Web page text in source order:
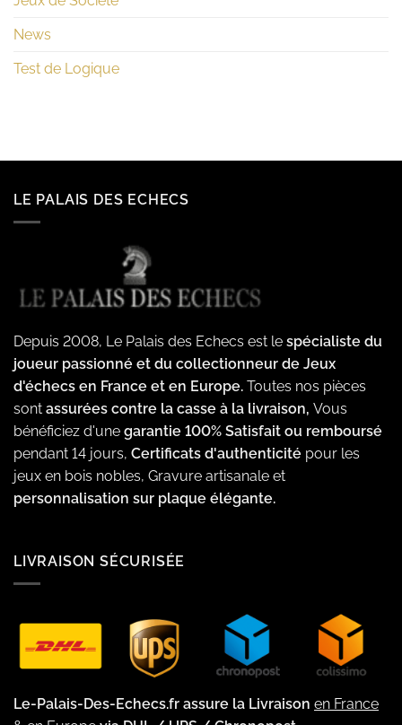
News
Test de Logique
LE PALAIS DES ECHECS
Depuis 2008, Le Palais des Echecs est le spécialiste du
joueur passionné et du collectionneur de Jeux
d'échecs en France et en Europe. Toutes nos pièces
sont assurées contre la casse à la livraison, Vous
bénéficiez d'une garantie 100% Satisfait ou remboursé
pendant 14 jours, Certificats d'authenticité pour les
jeux en bois nobles, Gravure artisanale et
personnalisation sur plaque élégante.
LIVRAISON SÉCURISÉE
Le-Palais-Des-Echecs.fr assure la Livraison en France